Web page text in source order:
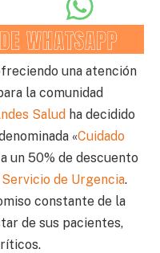
una atención
la comunidad
Salud ha decidido
«Cuidado
un 50% de descuento
Servicio de Urgencia.
constante de la
de sus pacientes,